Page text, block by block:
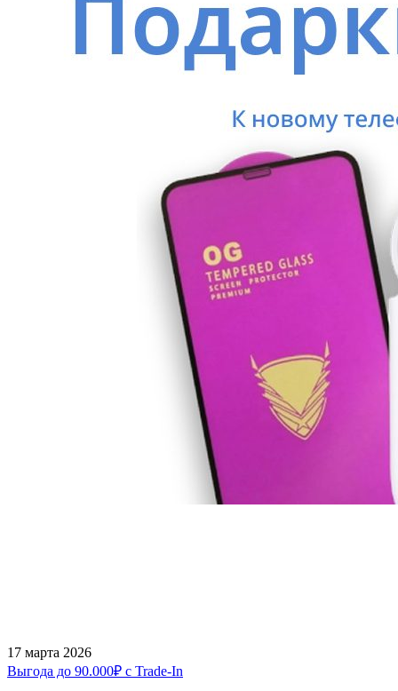
17 марта 2026
Выгода до 90.000₽ с Trade-In